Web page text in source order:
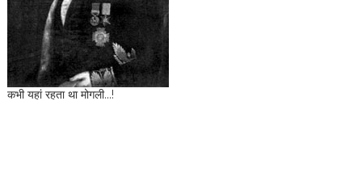
कभी यहां रहता था मोगली...!